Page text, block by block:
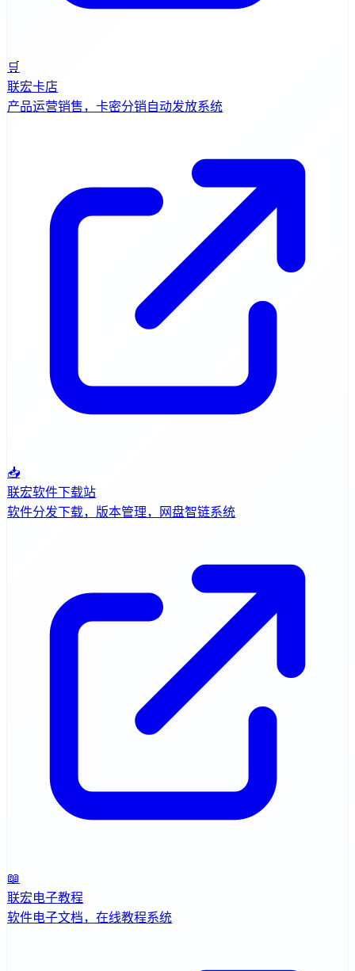
🛒
联宏卡店
产品运营销售，卡密分销自动发放系统
📥
联宏软件下载站
软件分发下载，版本管理，网盘智链系统
📖
联宏电子教程
软件电子文档，在线教程系统